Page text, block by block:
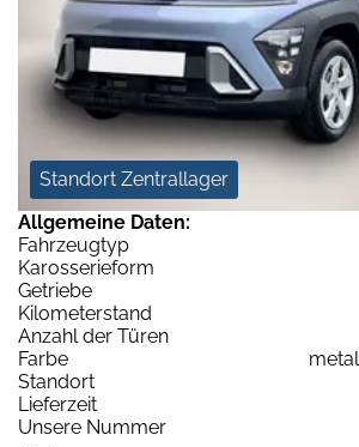
Standort Zentrallager
Allgemeine Daten:
Fahrzeugtyp
Karosserieform
Getriebe
Kilometerstand
Anzahl der Türen
Farbe
Standort
Lieferzeit
Unsere Nummer